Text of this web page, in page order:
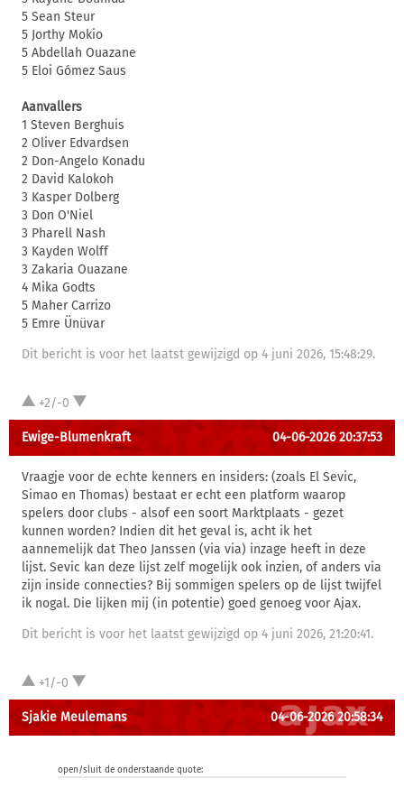
5 Sean Steur
5 Jorthy Mokio
5 Abdellah Ouazane
5 Eloi Gómez Saus
Aanvallers
1 Steven Berghuis
2 Oliver Edvardsen
2 Don-Angelo Konadu
2 David Kalokoh
3 Kasper Dolberg
3 Don O'Niel
3 Pharell Nash
3 Kayden Wolff
3 Zakaria Ouazane
4 Mika Godts
5 Maher Carrizo
5 Emre Ünüvar
Dit bericht is voor het laatst gewijzigd op 4 juni 2026, 15:48:29.
+2/-0
Ewige-Blumenkraft 04-06-2026 20:37:53
Vraagje voor de echte kenners en insiders: (zoals El Sevic,
Simao en Thomas) bestaat er echt een platform waarop
spelers door clubs - alsof een soort Marktplaats - gezet
kunnen worden? Indien dit het geval is, acht ik het
aannemelijk dat Theo Janssen (via via) inzage heeft in deze
lijst. Sevic kan deze lijst zelf mogelijk ook inzien, of anders via
zijn inside connecties? Bij sommigen spelers op de lijst twijfel
ik nogal. Die lijken mij (in potentie) goed genoeg voor Ajax.
Dit bericht is voor het laatst gewijzigd op 4 juni 2026, 21:20:41.
+1/-0
Sjakie Meulemans 04-06-2026 20:58:34
open/sluit de onderstaande quote: